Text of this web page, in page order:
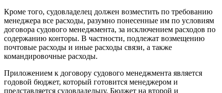
Кроме того, судовладелец должен возместить по требованию
менеджера все расходы, разумно понесенные им по условиям
договора судового менеджмента, за исключением расходов по
содержанию конторы. В частности, подлежат возмещению
почтовые расходы и иные расходы связи, а также
командировочные расходы.
Приложением к договору судового менеджмента является
годовой бюджет, который готовится менеджером и
представляется судовладельцу. Бюджет на второй и